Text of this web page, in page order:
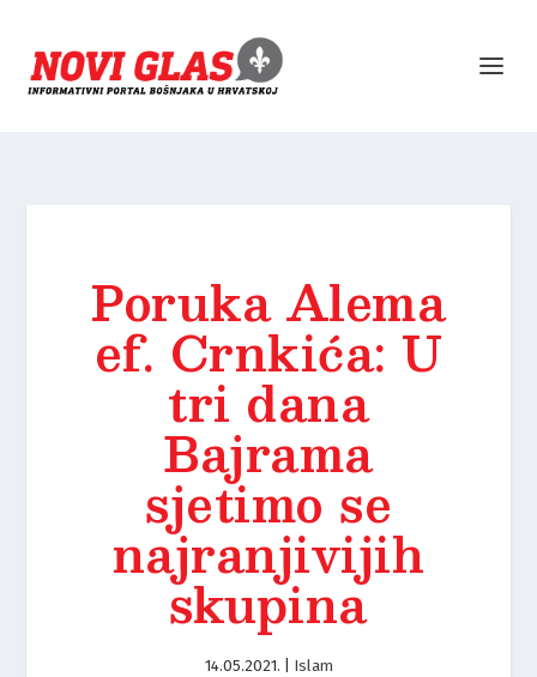
Poruka Alema
ef. Crnkića: U
tri dana
Bajrama
sjetimo se
najranjivijih
skupina
14.05.2021. Islam